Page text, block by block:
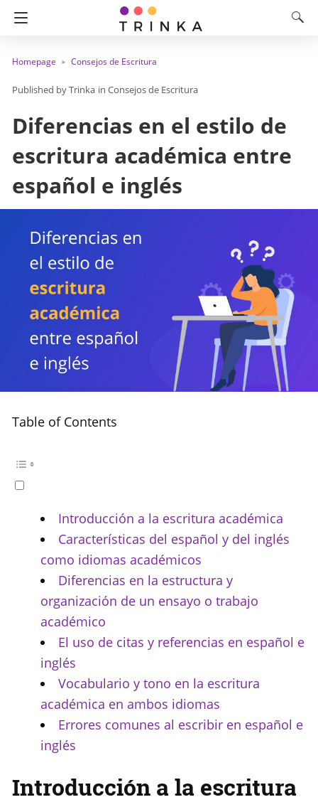
Homepage Consejos de Escritura
Trinka in Consejos de Escritura
Diferencias en el estilo de
escritura académica entre
español e inglés
Table of Contents
Introducción a la escritura académica
Características del español y del inglés
como idiomas académicos
Diferencias en la estructura y
organización de un ensayo o trabajo
académico
El uso de citas y referencias en español e
inglés
Vocabulario y tono en la escritura
académica en ambos idiomas
Errores comunes al escribir en español e
inglés
Introducción a la escritura